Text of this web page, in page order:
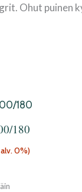
Ohut puinen
180
0%)